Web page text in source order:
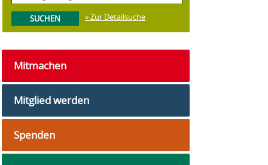
» Zur Detailsuche
Mitmachen
Mitglied werden
Spenden